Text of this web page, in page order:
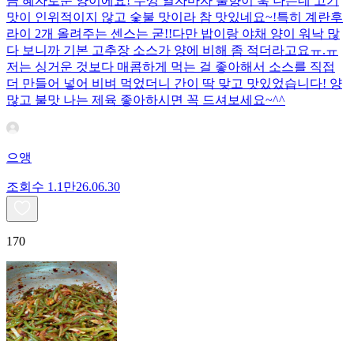
맛이 인위적이지 않고 숯불 맛이라 참 맛있네요~!특히 계란후
라이 2개 올려주는 센스는 굳!! ​다만 밥이랑 야채 양이 워낙 많
다 보니까 기본 고추장 소스가 양에 비해 좀 적더라고요ㅠ.ㅠ
저는 싱거운 것보다 매콤하게 먹는 걸 좋아해서 소스를 직접
더 만들어 넣어 비벼 먹었더니 간이 딱 맞고 맛있었습니다! 양
많고 불맛 나는 제육 좋아하시면 꼭 드셔보세요~^^
으앵
조회수 1.1만26.06.30
170